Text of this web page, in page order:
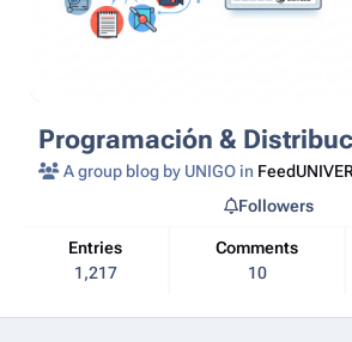
Programación &
A group blog by UNIGO in
Entries
1,217
Comments
10
Followers